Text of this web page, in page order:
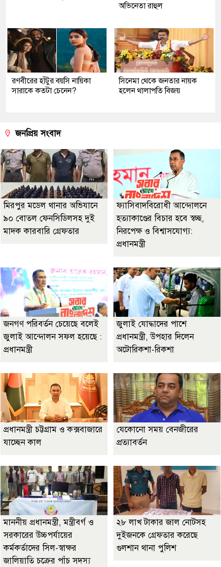
অভিনেতা রাহুল
রণবীরের হাঁটুর বয়সি নায়িকা
সারাকে কতটা চেনেন?
সিনেমা থেকে জনতার নায়ক
হলেন থালাপতি বিজয়
জনপ্রিয় সংবাদ
মিরপুর মডেল থানার অভিযানে
৯০ বোতল ফেনসিডিলসহ দুই
মাদক কারবারি গ্রেফতার
ফ্যাসিবাদবিরোধী আন্দোলনে
হত্যাকাণ্ডের বিচার হবে স্বচ্ছ,
নিরপেক্ষ ও বিশ্বাসযোগ্য:
প্রধানমন্ত্রী
জনগণ পরিবর্তন চেয়েছে বলেই
জুলাই আন্দোলন সফল হয়েছে :
প্রধানমন্ত্রী
জুলাই যোদ্ধাদের পাশে
প্রধানমন্ত্রী, উপহার দিলেন
অটোরিকশা-রিকশা
প্রধানমন্ত্রী চট্টগ্রাম ও কক্সবাজারে
যাচ্ছেন কাল
যেকোনো সময় বেনজীরের
প্রত্যাবর্তন
মাননীয় প্রধানমন্ত্রী, মন্ত্রীবর্গ ও
সরকারের উচ্চপর্যায়ের
কর্মকর্তাদের সিল-স্বাক্ষর
জালিয়াতি চক্রের পাঁচ সদস্য
২৮ লাখ টাকার জাল নোটসহ
দুইজনকে গ্রেফতার করেছে
গুলশান থানা পুলিশ